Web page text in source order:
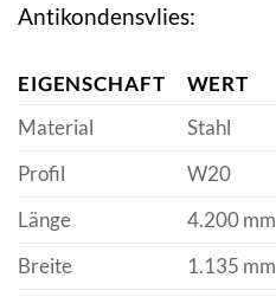
Antikondensvlies:
EIGENSCHAFT
WERT
Material
Stahl
Profil
W20
Länge
4.200 mm
Breite
1.135 mm